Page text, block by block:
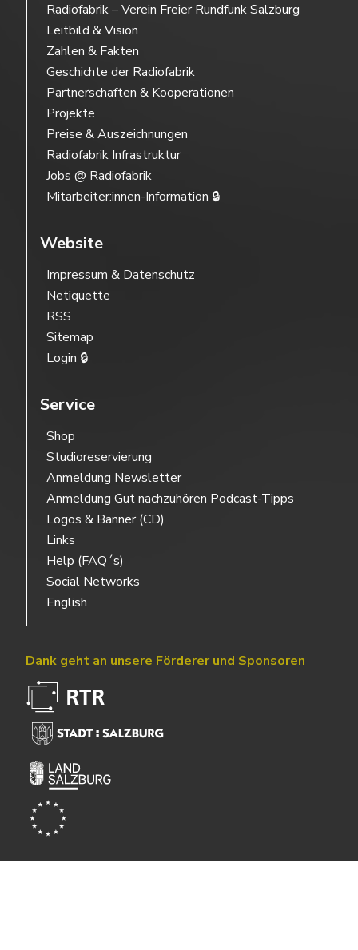
Radiofabrik – Verein Freier Rundfunk Salzburg
Leitbild & Vision
Zahlen & Fakten
Geschichte der Radiofabrik
Partnerschaften & Kooperationen
Projekte
Preise & Auszeichnungen
Radiofabrik Infrastruktur
Jobs @ Radiofabrik
Mitarbeiter:innen-Information 🔒
Website
Impressum & Datenschutz
Netiquette
RSS
Sitemap
Login 🔒
Service
Shop
Studioreservierung
Anmeldung Newsletter
Anmeldung Gut nachzuhören Podcast-Tipps
Logos & Banner (CD)
Links
Help (FAQ´s)
Social Networks
English
Dank geht an unsere Förderer und Sponsoren